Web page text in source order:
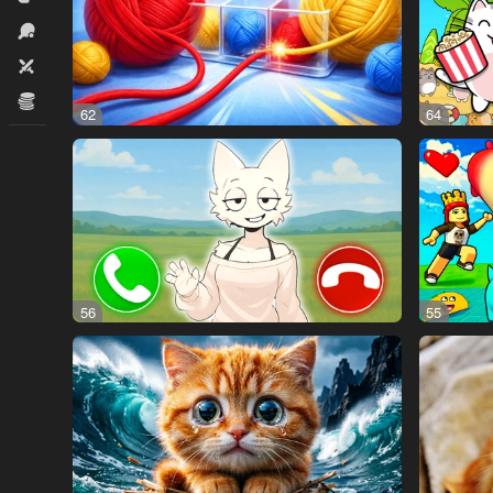
İdman
İki nəfərlik
İqtisadi
62 64
56 55